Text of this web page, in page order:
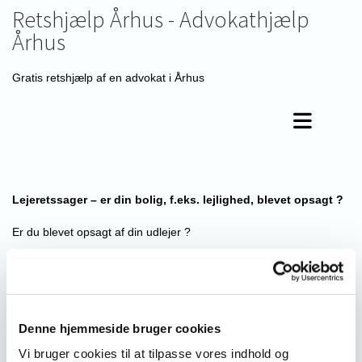
Denne hjemmeside bruger cookies
Vi bruger cookies til at tilpasse vores indhold og
Retshjælp Århus - Advokathjælp
Århus
Gratis retshjælp af en advokat i Århus
Lejeretssager – er din bolig, f.eks. lejlighed, blevet opsagt ?
Er du blevet opsagt af din udlejer ?
Lovede din udlejer dig, at udlejer opsagde dig, fordi udlejer selv
alligevel er flyttet ind i boligen ?